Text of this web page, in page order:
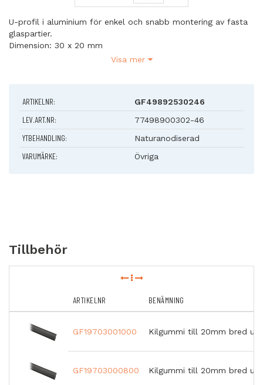
U-profil i aluminium för enkel och snabb montering av fasta
glaspartier.
Dimension: 30 x 20 mm
Visa mer
ARTIKELNR: GF49892530246
LEV.ART.NR: 77498900302-46
YTBEHANDLING: Naturanodiserad
VARUMÄRKE: Övriga
Tillbehör
ARTIKELNR BENÄMNING
GF19703001000 Kilgummi till 20mm bred u-
GF19703000800 Kilgummi till 20mm bred u-